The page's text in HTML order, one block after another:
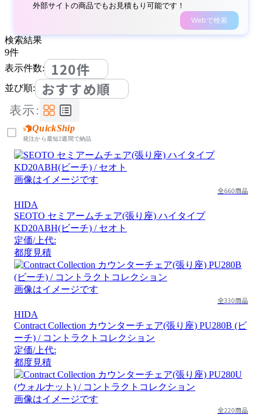
外部サイトの商品でもお見積もり可能です！
Webで検索
検索結果
9件
表示件数:
120件
並び順: おすすめ順
表示:
QuickShip
発注から最短2週間で納品
画像はイメージです
全660商品
HIDA
SEOTO セミアームチェア(張り座) ハイタイプ
KD20ABH(ビーチ) / セオト
定価/上代:
都度見積
画像はイメージです
全330商品
HIDA
Contract Collection カウンターチェア(張り座) PU280B (ビ
ーチ) / コントラクトコレクション
定価/上代:
都度見積
画像はイメージです
全220商品